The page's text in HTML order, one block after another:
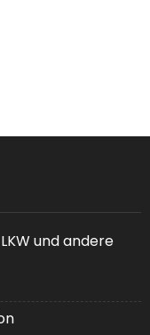
und andere